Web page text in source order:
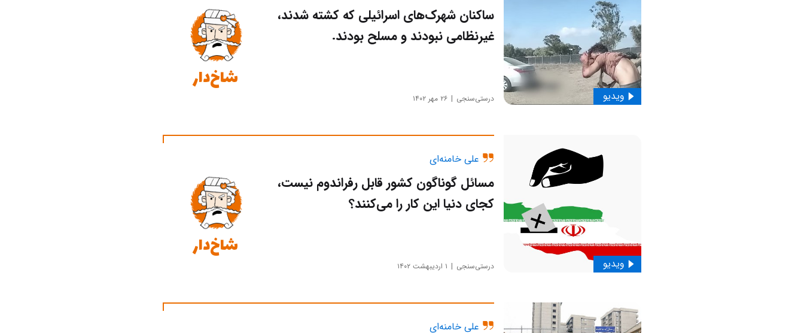
ویدیو
ساکنان شهر‌ک‌های اسرائیلی که کشته شدند،
غیرنظامی نبودند و مسلح بودند.
شاخ‌دار
درستی‌سنجی ۲۶ مهر ۱۴۰۲
علی خامنه‌ای
ویدیو
مسائل گوناگون کشور قابل رفراندوم نیست،
کجای دنیا این کار را می‌کنند؟
شاخ‌دار
درستی‌سنجی ۱ اردیبهشت ۱۴۰۲
علی خامنه‌ای